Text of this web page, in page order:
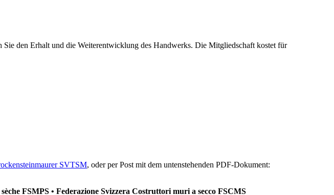
den Erhalt und die Weiterentwicklung des Handwerks. Die Mitgliedschaft kostet für
SVTSM, oder per Post mit dem untenstehenden PDF-Dokument:
FSMPS • Federazione Svizzera Costruttori muri a secco FSCMS